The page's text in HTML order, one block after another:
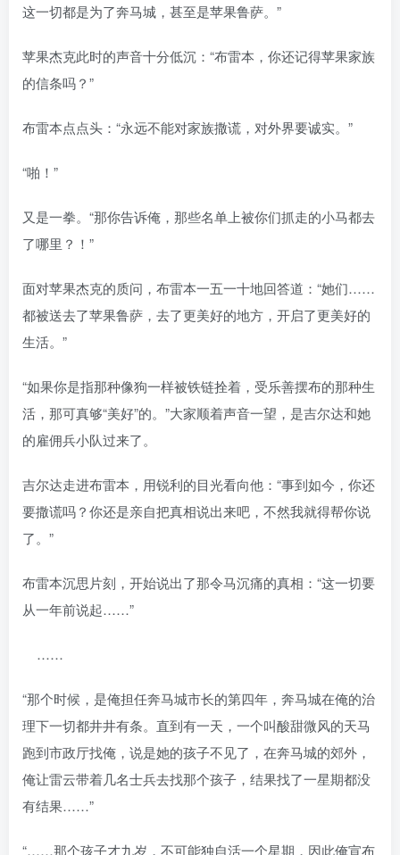
这一切都是为了奔马城，甚至是苹果鲁萨。”
苹果杰克此时的声音十分低沉：“布雷本，你还记得苹果家族
的信条吗？”
布雷本点点头：“永远不能对家族撒谎，对外界要诚实。”
“啪！”
又是一拳。“那你告诉俺，那些名单上被你们抓走的小马都去
了哪里？！”
面对苹果杰克的质问，布雷本一五一十地回答道：“她们……
都被送去了苹果鲁萨，去了更美好的地方，开启了更美好的
生活。”
“如果你是指那种像狗一样被铁链拴着，受乐善摆布的那种生
活，那可真够“美好”的。”大家顺着声音一望，是吉尔达和她
的雇佣兵小队过来了。
吉尔达走进布雷本，用锐利的目光看向他：“事到如今，你还
要撒谎吗？你还是亲自把真相说出来吧，不然我就得帮你说
了。”
布雷本沉思片刻，开始说出了那令马沉痛的真相：“这一切要
从一年前说起……”
……
“那个时候，是俺担任奔马城市长的第四年，奔马城在俺的治
理下一切都井井有条。直到有一天，一个叫酸甜微风的天马
跑到市政厅找俺，说是她的孩子不见了，在奔马城的郊外，
俺让雷云带着几名士兵去找那个孩子，结果找了一星期都没
有结果……”
“……那个孩子才九岁，不可能独自活一个星期，因此俺宣布